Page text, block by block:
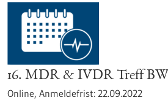
16. MDR & IVDR Treff BW
Online, Anmeldefrist: 22.09.2022